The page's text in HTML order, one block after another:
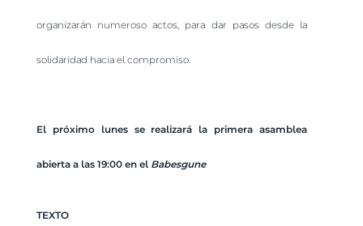
organizarán numeroso actos, para dar pasos desde la
solidaridad hacia el compromiso.
El próximo lunes se realizará la primera asamblea
abierta a las 19:00 en el Babesgune
TEXTO